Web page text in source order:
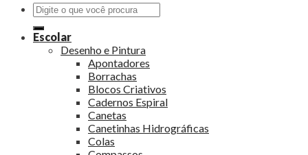
Pesquisar
por:
Escolar
Desenho e Pintura
Apontadores
Borrachas
Blocos Criativos
Cadernos Espiral
Canetas
Canetinhas Hidrográficas
Colas